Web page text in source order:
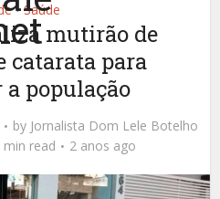
• Saúde
mutirão de
catarata para
população
by Jornalista Dom Lele Botelho
min read 2 anos ago